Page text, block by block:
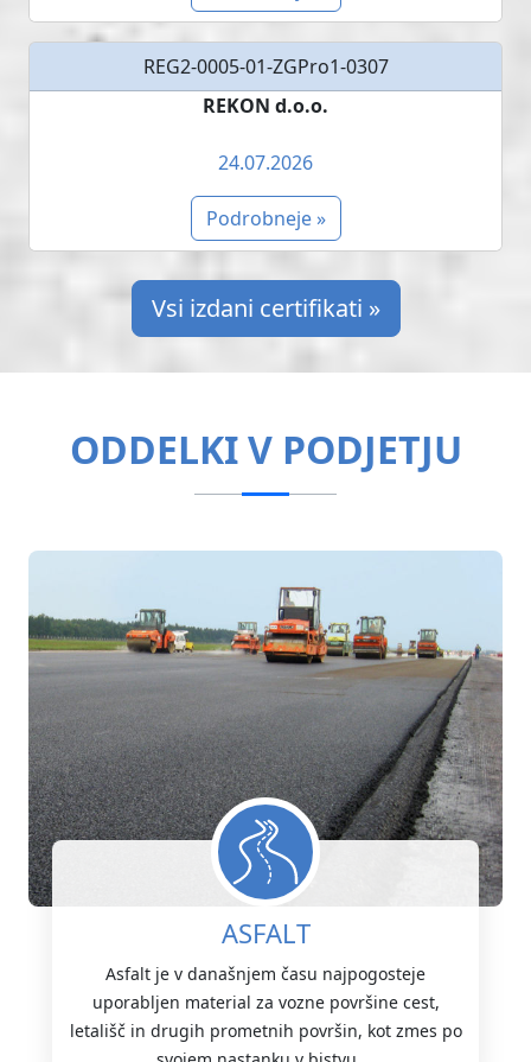
REG2-0005-01-ZGPro1-0307
REKON d.o.o.
24.07.2026
Podrobneje »
Vsi izdani certifikati »
ODDELKI V PODJETJU
ASFALT
Asfalt je v današnjem času najpogosteje
uporabljen material za vozne površine cest,
letališč in drugih prometnih površin, kot zmes po